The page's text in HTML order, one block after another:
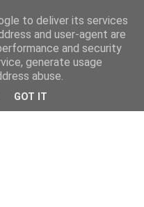
to deliver its services
and user-agent are
and security
generate usage
abuse.
GOT IT